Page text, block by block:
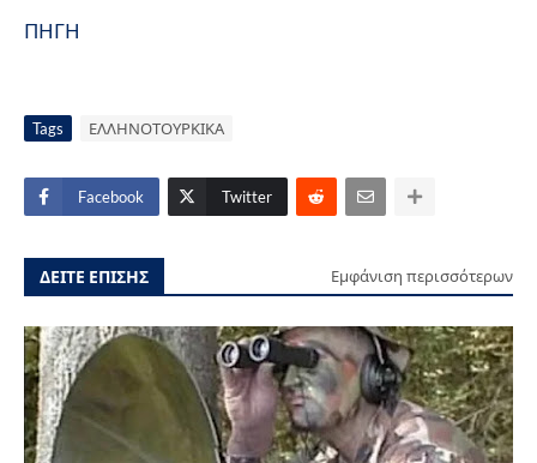
ΠΗΓΗ
Tags ΕΛΛΗΝΟΤΟΥΡΚΙΚΑ
Facebook Twitter
ΔΕΙΤΕ ΕΠΙΣΗΣ Εμφάνιση περισσότερων